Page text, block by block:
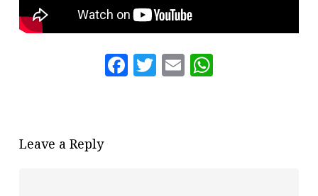
Facebook
Twitter
Email
Leave a Reply